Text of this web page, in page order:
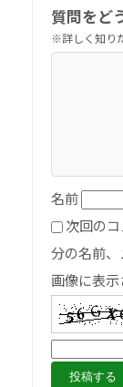
質問をど
名前
次回の
分の名前、
画像に表